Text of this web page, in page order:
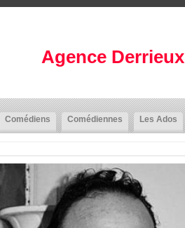
Agence Derrieux
Comédiens Comédiennes Les Ados